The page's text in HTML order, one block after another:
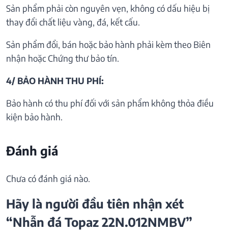
Sản phẩm phải còn nguyên vẹn, không có dấu hiệu bị
thay đổi chất liệu vàng, đá, kết cấu.
Sản phẩm đổi, bán hoặc bảo hành phải kèm theo Biên
nhận hoặc Chứng thư bảo tín.
4/ BẢO HÀNH THU PHÍ:
Bảo hành có thu phí đối với sản phẩm không thỏa điều
kiện bảo hành.
Đánh giá
Chưa có đánh giá nào.
Hãy là người đầu tiên nhận xét
“Nhẫn đá Topaz 22N.012NMBV”